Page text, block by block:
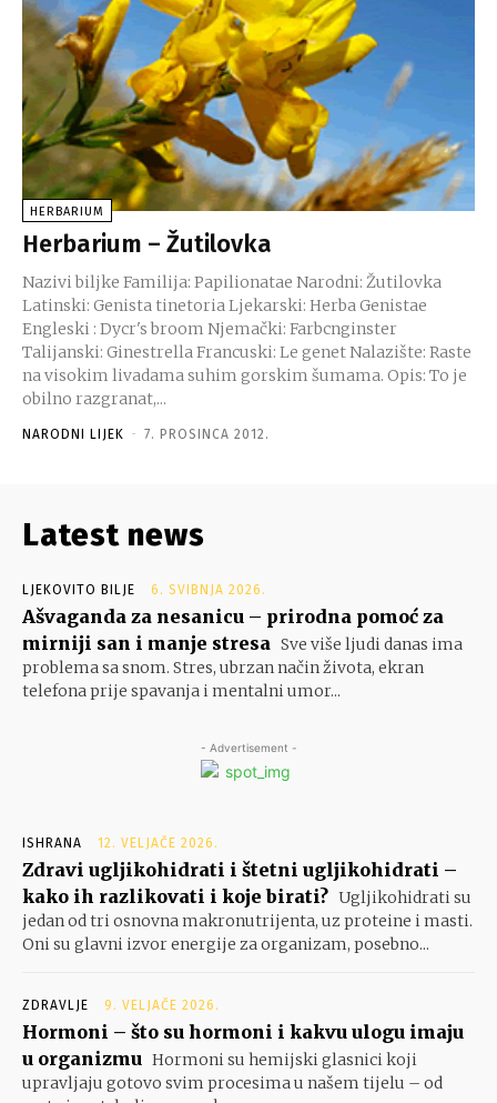
HERBARIUM
Herbarium – Žutilovka
Nazivi biljke Familija: Papilionatae Narodni: Žutilovka
Latinski: Genista tinetoria Ljekarski: Herba Genistae
Engleski : Dycr's broom Njemački: Farbcnginster
Talijanski: Ginestrella Francuski: Le genet Nalazište: Raste
na visokim livadama suhim gorskim šumama. Opis: To je
obilno razgranat,...
NARODNI LIJEK - 7. PROSINCA 2012.
Latest news
LJEKOVITO BILJE 6. SVIBNJA 2026.
Ašvaganda za nesanicu – prirodna pomoć za
mirniji san i manje stresa Sve više ljudi danas ima
problema sa snom. Stres, ubrzan način života, ekran
telefona prije spavanja i mentalni umor...
- Advertisement -
ISHRANA 12. VELJAČE 2026.
Zdravi ugljikohidrati i štetni ugljikohidrati –
kako ih razlikovati i koje birati? Ugljikohidrati su
jedan od tri osnovna makronutrijenta, uz proteine i masti.
Oni su glavni izvor energije za organizam, posebno...
ZDRAVLJE 9. VELJAČE 2026.
Hormoni – što su hormoni i kakvu ulogu imaju
u organizmu Hormoni su hemijski glasnici koji
upravljaju gotovo svim procesima u našem tijelu – od